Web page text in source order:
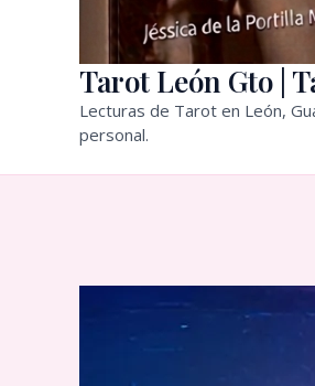
Tarot León Gto |
Lecturas de Tarot en León,
personal.